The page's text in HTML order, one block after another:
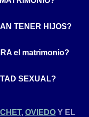
TENER HIJOS?
el matrimonio?
SEXUAL?
, OVIEDO Y EL